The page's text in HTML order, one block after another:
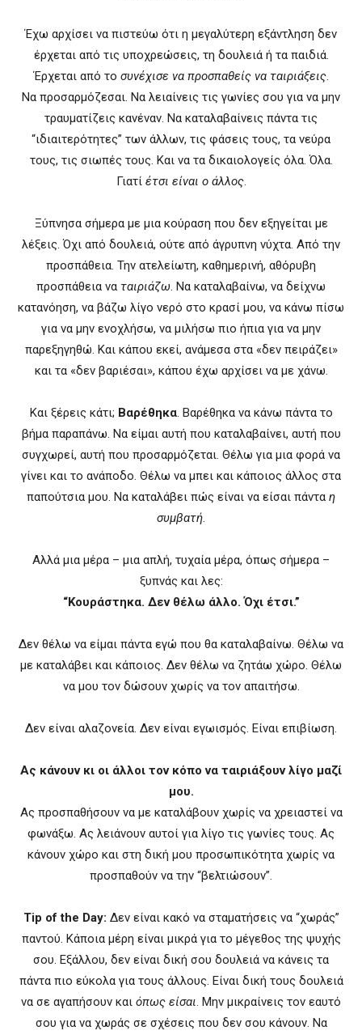
Έχω αρχίσει να πιστεύω ότι η μεγαλύτερη εξάντληση δεν
έρχεται από τις υποχρεώσεις, τη δουλειά ή τα παιδιά.
Έρχεται από το συνέχισε να προσπαθείς να ταιριάξεις.
Να προσαρμόζεσαι. Να λειαίνεις τις γωνίες σου για να μην
τραυματίζεις κανέναν. Να καταλαβαίνεις πάντα τις
“ιδιαιτερότητες” των άλλων, τις φάσεις τους, τα νεύρα
τους, τις σιωπές τους. Και να τα δικαιολογείς όλα. Όλα.
Γιατί έτσι είναι ο άλλος.
Ξύπνησα σήμερα με μια κούραση που δεν εξηγείται με
λέξεις. Όχι από δουλειά, ούτε από άγρυπνη νύχτα. Από την
προσπάθεια. Την ατελείωτη, καθημερινή, αθόρυβη
προσπάθεια να ταιριάζω. Να καταλαβαίνω, να δείχνω
κατανόηση, να βάζω λίγο νερό στο κρασί μου, να κάνω πίσω
για να μην ενοχλήσω, να μιλήσω πιο ήπια για να μην
παρεξηγηθώ. Και κάπου εκεί, ανάμεσα στα «δεν πειράζει»
και τα «δεν βαριέσαι», κάπου έχω αρχίσει να με χάνω.
Και ξέρεις κάτι; Βαρέθηκα. Βαρέθηκα να κάνω πάντα το
βήμα παραπάνω. Να είμαι αυτή που καταλαβαίνει, αυτή που
συγχωρεί, αυτή που προσαρμόζεται. Θέλω για μια φορά να
γίνει και το ανάποδο. Θέλω να μπει και κάποιος άλλος στα
παπούτσια μου. Να καταλάβει πώς είναι να είσαι πάντα η
συμβατή.
Αλλά μια μέρα – μια απλή, τυχαία μέρα, όπως σήμερα –
ξυπνάς και λες:
“Κουράστηκα. Δεν θέλω άλλο. Όχι έτσι.”
Δεν θέλω να είμαι πάντα εγώ που θα καταλαβαίνω. Θέλω να
με καταλάβει και κάποιος. Δεν θέλω να ζητάω χώρο. Θέλω
να μου τον δώσουν χωρίς να τον απαιτήσω.
Δεν είναι αλαζονεία. Δεν είναι εγωισμός. Είναι επιβίωση.
Ας κάνουν κι οι άλλοι τον κόπο να ταιριάξουν λίγο μαζί
μου.
Ας προσπαθήσουν να με καταλάβουν χωρίς να χρειαστεί να
φωνάξω. Ας λειάνουν αυτοί για λίγο τις γωνίες τους. Ας
κάνουν χώρο και στη δική μου προσωπικότητα χωρίς να
προσπαθούν να την “βελτιώσουν”.
Tip of the Day: Δεν είναι κακό να σταματήσεις να “χωράς”
παντού. Κάποια μέρη είναι μικρά για το μέγεθος της ψυχής
σου. Εξάλλου, δεν είναι δική σου δουλειά να κάνεις τα
πάντα πιο εύκολα για τους άλλους. Είναι δική τους δουλειά
να σε αγαπήσουν και όπως είσαι. Μην μικραίνεις τον εαυτό
σου για να χωράς σε σχέσεις που δεν σου κάνουν. Να